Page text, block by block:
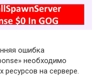
ошибка
необходимо
ресурсов на сервере.